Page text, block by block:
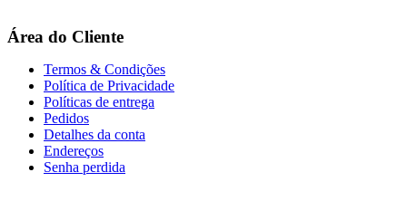
Área do Cliente
Termos & Condições
Política de Privacidade
Políticas de entrega
Pedidos
Detalhes da conta
Endereços
Senha perdida